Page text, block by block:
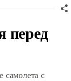
перед
самолета с